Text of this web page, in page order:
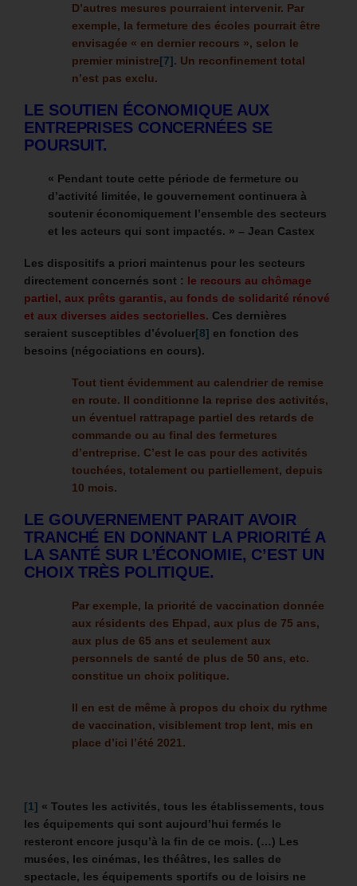
D’autres mesures pourraient intervenir. Par
exemple, la fermeture des écoles pourrait être
envisagée « en dernier recours », selon le
premier ministre[7]. Un reconfinement total
n’est pas exclu.
LE SOUTIEN ÉCONOMIQUE AUX
ENTREPRISES CONCERNÉES SE
POURSUIT.
« Pendant toute cette période de fermeture ou
d’activité limitée, le gouvernement continuera à
soutenir économiquement l’ensemble des secteurs
et les acteurs qui sont impactés. » – Jean Castex
Les dispositifs a priori maintenus pour les secteurs
directement concernés sont : le recours au chômage
partiel, aux prêts garantis, au fonds de solidarité rénové
et aux diverses aides sectorielles. Ces dernières
seraient susceptibles d’évoluer[8] en fonction des
besoins (négociations en cours).
Tout tient évidemment au calendrier de remise
en route. Il conditionne la reprise des activités,
un éventuel rattrapage partiel des retards de
commande ou au final des fermetures
d’entreprise. C’est le cas pour des activités
touchées, totalement ou partiellement, depuis
10 mois.
LE GOUVERNEMENT PARAIT AVOIR
TRANCHÉ EN DONNANT LA PRIORITÉ A
LA SANTÉ SUR L’ÉCONOMIE, C’EST UN
CHOIX TRÈS POLITIQUE.
Par exemple, la priorité de vaccination donnée
aux résidents des Ehpad, aux plus de 75 ans,
aux plus de 65 ans et seulement aux
personnels de santé de plus de 50 ans, etc.
constitue un choix politique.
Il en est de même à propos du choix du rythme
de vaccination, visiblement trop lent, mis en
place d’ici l’été 2021.
[1] « Toutes les activités, tous les établissements, tous
les équipements qui sont aujourd’hui fermés le
resteront encore jusqu’à la fin de ce mois. (…) Les
musées, les cinémas, les théâtres, les salles de
spectacle, les équipements sportifs ou de loisirs ne